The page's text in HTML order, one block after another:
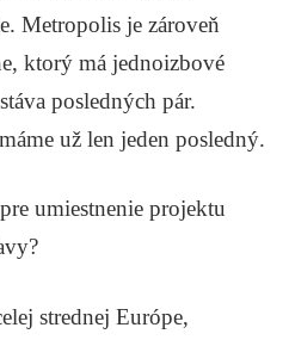
Metropolis je zároveň
ktorý má jednoizbové
posledných pár.
už len jeden posledný.
umiestnenie projektu
strednej Európe,